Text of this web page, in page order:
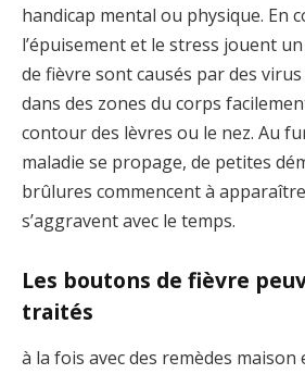
handicap mental ou physique. En
l’épuisement et le stress jouent
de fièvre sont causés par des
dans des zones du corps
contour des lèvres ou le nez. Au
maladie se propage, de petites
brûlures commencent à
s’aggravent avec le temps.
Les boutons de fièvre
traités
à la fois avec des remèdes maison